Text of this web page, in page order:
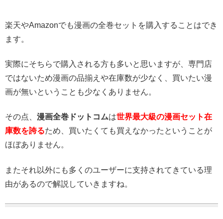
楽天やAmazonでも漫画の全巻セットを購入することはでき
ます。
実際にそちらで購入される方も多いと思いますが、専門店
ではないため漫画の品揃えや在庫数が少なく、買いたい漫
画が無いということも少なくありません。
その点、 漫画全巻ドットコムは世界最大級の漫画セット在
庫数を誇るため、買いたくても買えなかったということが
ほぼありません。
またそれ以外にも多くのユーザーに支持されてきている理
由があるので解説していきますね。